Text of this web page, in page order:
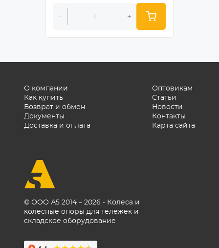
- +
© ООО А5 2014 – 2026 - Колеса и
колесные опоры для тележек и
складское оборудование
О компании
Как купить
Возврат и обмен
Документы
Доставка и оплата
Оптовикам
Статьи
Новости
Контакты
Карта сайта